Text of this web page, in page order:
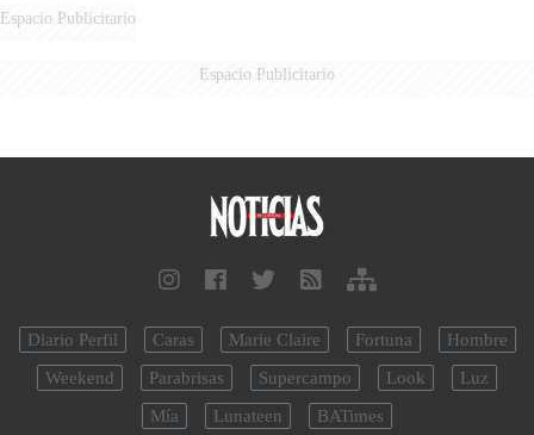
Espacio Publicitario
Espacio Publicitario
Diario Perfil Caras Marie Claire Fortuna
Hombre
Weekend
Parabrisas Supercampo Look
Luz
Mía
Lunateen BATimes